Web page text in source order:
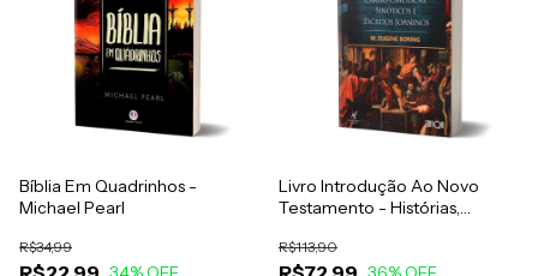
Bíblia Em Quadrinhos -
Michael Pearl
R$34,99
Livro Introdução Ao Novo
Testamento - Histórias,
Eugene Boring - Vol. 2
R$113,90